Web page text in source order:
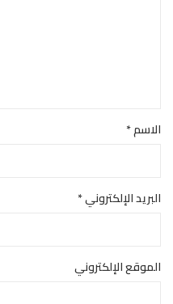
الاسم*
البريد الإلكتروني*
الموقع الإلكتروني